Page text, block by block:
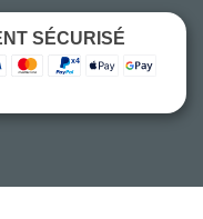
SÉCURISÉ